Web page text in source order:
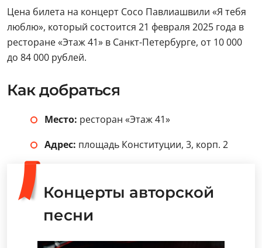
Цена билета на концерт Сосо Павлиашвили «Я тебя
люблю», который состоится 21 февраля 2025 года в
ресторане «Этаж 41» в Санкт-Петербурге, от 10 000
до 84 000 рублей.
Как добраться
Место: ресторан «Этаж 41»
Адрес: площадь Конституции, 3, корп. 2
Концерты авторской
песни